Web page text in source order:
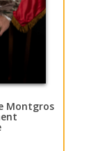
Montgros